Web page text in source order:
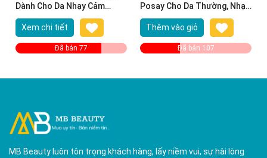
Dành Cho Da Nhạy Cảm
250ml Sensibio Tonique
Xem chi tiết
Đã bán 77
Posay Cho Da Thường, Nhạy
Cảm 200ml Soothing Lotion
Sensitive Skin
Thêm vào giỏ
Đã bán 107
MB Beauty luôn tôn trọng khách hàng, lấy niềm vui, sự hài lòng